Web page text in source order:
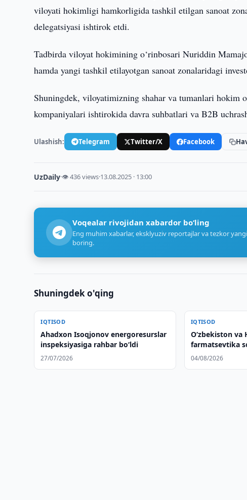
viloyati hokimligi hamkorligida tashkil etilgan sanoat
delegatsiyasi ishtirok etdi.
Tadbirda viloyat hokimining o‘rinbosari Nuriddin
hamda yangi tashkil etilayotgan sanoat zonalaridagi
Shuningdek, viloyatimizning shahar va tumanlari hokim
kompaniyalari ishtirokida davra suhbatlari va B2B
Ulashish: Telegram Twitter/X Facebook
UzDaily·👁 436 views·13.08.2025 · 13:00
Voqealar rivojidan xabardor bo‘ling
Eng muhim xabarlar, eksklyuziv reportajlar va tezkor
boring.
Shuningdek o'qing
IQTISOD
Ahadxon Isoqjonov energoresurslar
inspeksiyasiga rahbar bo‘ldi
27/07/2026
IQTISOD
Oʻzbekiston va
farmatsevtika
hamkorlikni
04/08/2026